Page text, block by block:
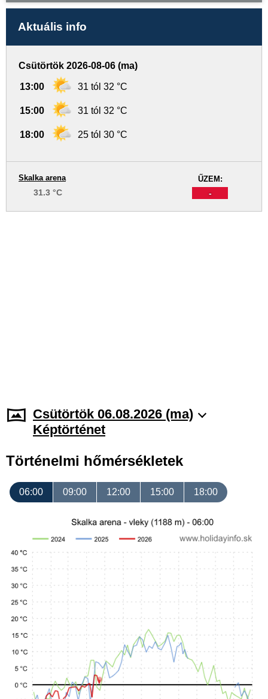
Aktuális info
Csütörtök 2026-08-06 (ma)
13:00 31 tól 32 °C
15:00 31 tól 32 °C
18:00 25 tól 30 °C
ŰZEM:
-
Skalka arena
31.3 °C
Csütörtök 06.08.2026 (ma)
Képtörténet
Történelmi hőmérsékletek
06:00 09:00 12:00 15:00 18:00